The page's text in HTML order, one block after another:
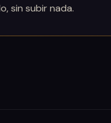
sin subir nada.